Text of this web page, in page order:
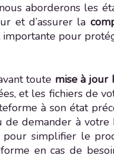
aborderons les
et d’assurer la
pour
toute mise à jour
et les fichiers de
à son état
demander à
simplifier le
en cas de